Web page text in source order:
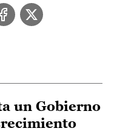
un Gobierno